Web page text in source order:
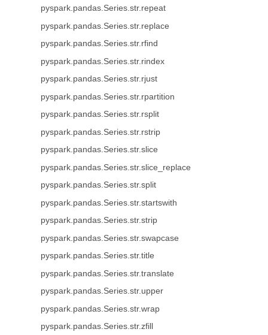
pyspark.pandas.Series.str.repeat
pyspark.pandas.Series.str.replace
pyspark.pandas.Series.str.rfind
pyspark.pandas.Series.str.rindex
pyspark.pandas.Series.str.rjust
pyspark.pandas.Series.str.rpartition
pyspark.pandas.Series.str.rsplit
pyspark.pandas.Series.str.rstrip
pyspark.pandas.Series.str.slice
pyspark.pandas.Series.str.slice_replace
pyspark.pandas.Series.str.split
pyspark.pandas.Series.str.startswith
pyspark.pandas.Series.str.strip
pyspark.pandas.Series.str.swapcase
pyspark.pandas.Series.str.title
pyspark.pandas.Series.str.translate
pyspark.pandas.Series.str.upper
pyspark.pandas.Series.str.wrap
pyspark.pandas.Series.str.zfill